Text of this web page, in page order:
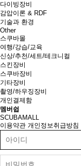
다이빙장비
감압이론 & RDF
기술과 환경
Other
스쿠바몰
여행/강습/교육
신상/추천/세트/테크니컬
스킨장비
스쿠바장비
기타장비
촬영/하우징장비
개인결제함
멤버쉽
SCUBAMALL
이용약관 개인정보취급방침